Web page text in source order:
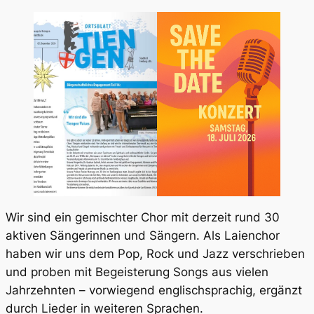
Wir sind ein gemischter Chor mit derzeit rund 30
aktiven Sängerinnen und Sängern. Als Laienchor
haben wir uns dem Pop, Rock und Jazz verschrieben
und proben mit Begeisterung Songs aus vielen
Jahrzehnten – vorwiegend englischsprachig, ergänzt
durch Lieder in weiteren Sprachen.